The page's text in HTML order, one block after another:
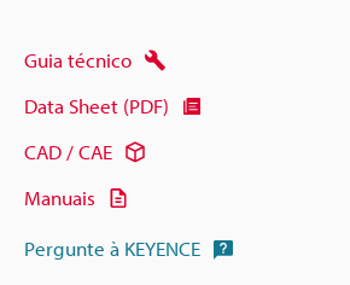
Guia técnico
Data Sheet (PDF)
CAD / CAE
Manuais
Pergunte à KEYENCE